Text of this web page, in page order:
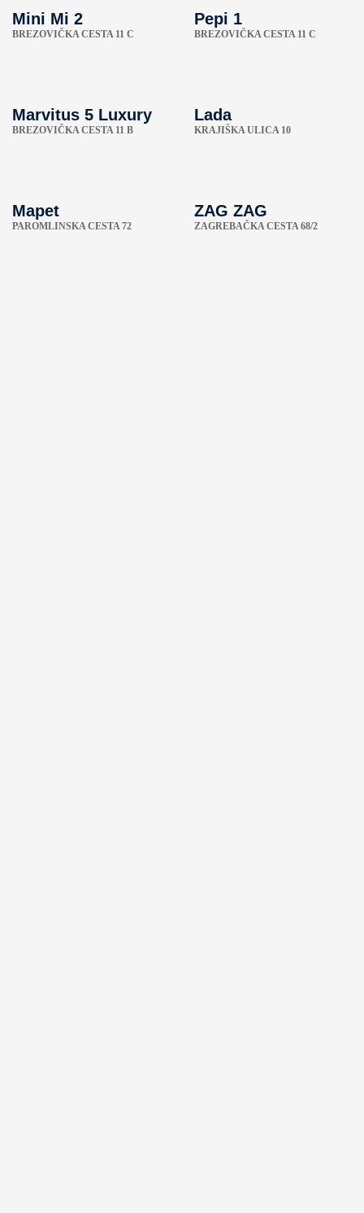
Mini Mi 2
BREZOVIČKA CESTA 11 C
Pepi 1
BREZOVIČKA CESTA 11 C
Marvitus 5 Luxury
BREZOVIČKA CESTA 11 B
Lada
KRAJIŠKA ULICA 10
Mapet
PAROMLINSKA CESTA 72
ZAG ZAG
ZAGREBAČKA CESTA 68/2